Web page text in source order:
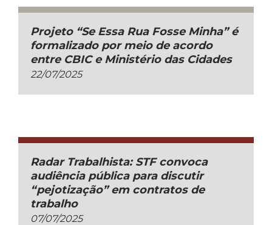
Projeto “Se Essa Rua Fosse Minha” é
formalizado por meio de acordo
entre CBIC e Ministério das Cidades
22/07/2025
Radar Trabalhista: STF convoca
audiência pública para discutir
“pejotização” em contratos de
trabalho
07/07/2025